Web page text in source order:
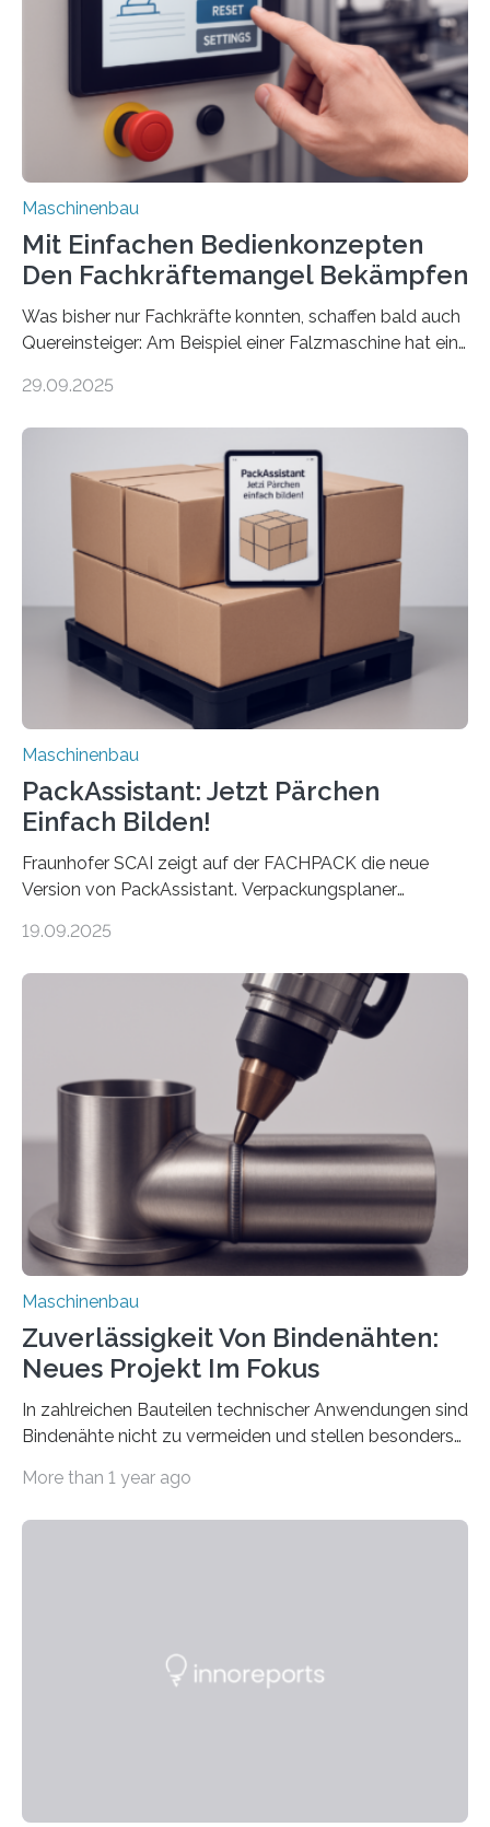
Maschinenbau
Mit Einfachen Bedienkonzepten
Den Fachkräftemangel Bekämpfen
Was bisher nur Fachkräfte konnten, schaffen bald auch
Quereinsteiger: Am Beispiel einer Falzmaschine hat ein
Mensch-Maschine-Schnittstelle so sehr vereinfacht,
Die zugrunde liegende Methodik lässt sich auf alle
anderen Maschinen übertragen. Eine Falzmaschine
umzurüsten ist ein Job für echte Profis. Eine solche
Maschine faltet in Druckereien Broschüren, Prospekte,
Landkarten und vieles mehr – mehrere Zehntausend
Exemplare pro Stunde. Je nach Maschinentyp und
Auftrag kann das Umrüsten…
29.09.2025
Maschinenbau
PackAssistant: Jetzt Pärchen
Einfach Bilden!
Fraunhofer SCAI zeigt auf der FACHPACK die neue
Version von PackAssistant. Verpackungsplaner
Automobil, Maschinenbau und in der Zulieferindustrie.
Teile als eine Einheit verpacken. Die Anordnung kann
der Benutzer vorgeben und erhält so mehr Kontrolle
über die Positionierung der Bauteile. Die ebenfalls neue
Automatisierungsschnittstelle dient dazu, die Software
besser in spezifische Unternehmensprozesse
einzubinden. Sankt Augustin – Zur Messe FACHPACK
vom 23. bis 25. September in Nürnberg…
19.09.2025
Maschinenbau
Zuverlässigkeit Von Bindenähten:
Neues Projekt Im Fokus
In zahlreichen Bauteilen technischer Anwendungen sind
Bindenähte nicht zu vermeiden und stellen besonders
Matrixmaterials eine große Herausforderung dar.
Durch den verstärkten Einsatz von Rezyklaten
More than 1 year ago